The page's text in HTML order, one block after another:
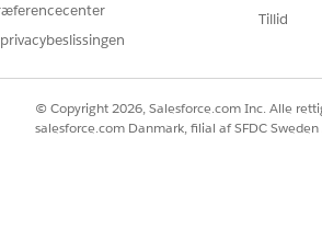
Tillid
© Copyright 2026, Salesforce.com Inc. Alle
salesforce.com Danmark, filial af SFDC